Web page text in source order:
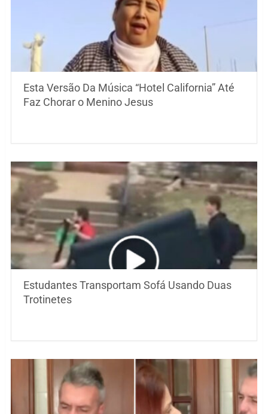
Esta Versão Da Música “Hotel California” Até
Faz Chorar o Menino Jesus
Estudantes Transportam Sofá Usando Duas
Trotinetes